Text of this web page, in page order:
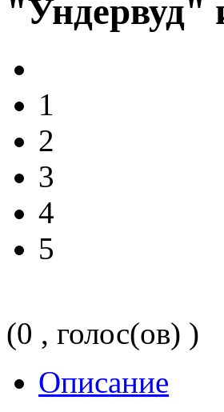
"Ундервуд"
1
2
3
4
5
(0 , голос(ов) )
Описание